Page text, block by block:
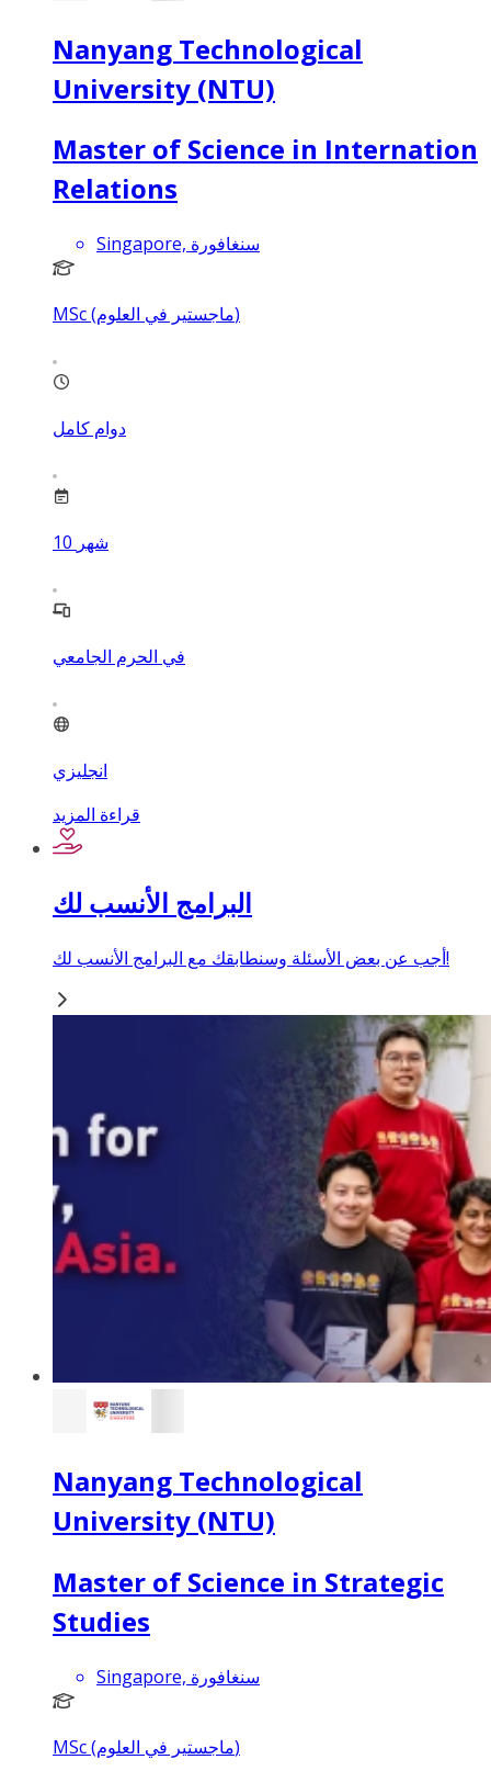
Nanyang Technological
University (NTU)
Master of Science in Internation
Relations
Singapore, سنغافورة
MSc (ماجستير في العلوم)
دوام كامل
10 شهر
في الحرم الجامعي
انجليزي
قراءة المزيد
البرامج الأنسب لك
أجب عن بعض الأسئلة وسنطابقك مع البرامج الأنسب لك!
Nanyang Technological
University (NTU)
Master of Science in Strategic
Studies
Singapore, سنغافورة
MSc (ماجستير في العلوم)